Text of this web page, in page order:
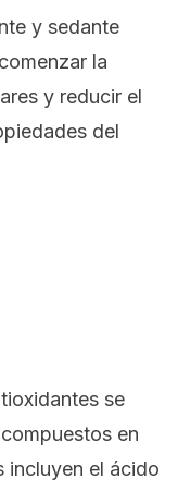
y sedante
la
y reducir el
del
se
en
incluyen el ácido